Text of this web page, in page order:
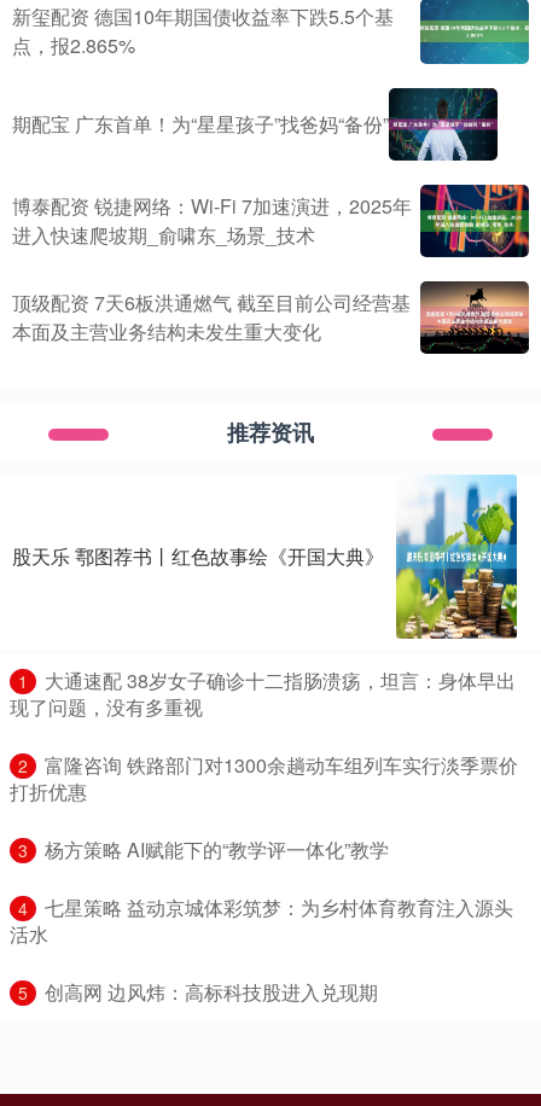
新玺配资 德国10年期国债收益率下跌5.5个基
点，报2.865%
期配宝 广东首单！为“星星孩子”找爸妈“备份”
博泰配资 锐捷网络：Wi-Fi 7加速演进，2025年
进入快速爬坡期_俞啸东_场景_技术
顶级配资 7天6板洪通燃气 截至目前公司经营基
本面及主营业务结构未发生重大变化
推荐资讯
股天乐 鄠图荐书丨红色故事绘《开国大典》
1
​大通速配 38岁女子确诊十二指肠溃疡，坦言：身体早出
现了问题，没有多重视
2
​富隆咨询 铁路部门对1300余趟动车组列车实行淡季票价
打折优惠
3 ​杨方策略 AI赋能下的“教学评一体化”教学
4
​七星策略 益动京城体彩筑梦：为乡村体育教育注入源头
活水
5 ​创高网 边风炜：高标科技股进入兑现期